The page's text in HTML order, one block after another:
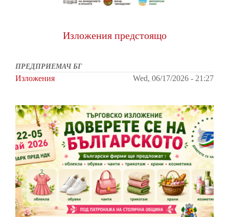
Изложения предстоящо
ПРЕДПРИЕМАЧ БГ
Изложения Wed, 06/17/2026 - 21:27